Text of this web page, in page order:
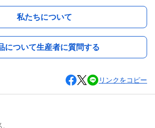
私たちについて
について生産者に質問する
リンクをコピー